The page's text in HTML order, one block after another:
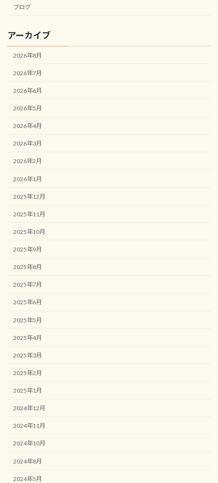
ブログ
アーカイブ
2026年8月
2026年7月
2026年6月
2026年5月
2026年4月
2026年3月
2026年2月
2026年1月
2025年12月
2025年11月
2025年10月
2025年9月
2025年8月
2025年7月
2025年6月
2025年5月
2025年4月
2025年3月
2025年2月
2025年1月
2024年12月
2024年11月
2024年10月
2024年8月
2024年5月